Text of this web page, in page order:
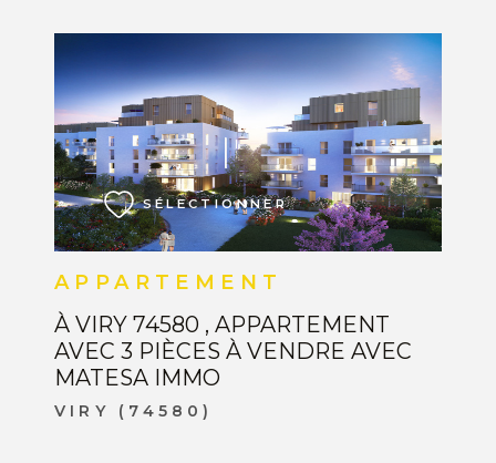
APPARTEMENT
À VIRY 74580 , APPARTEMENT
AVEC 3 PIÈCES À VENDRE AVEC
MATESA IMMO
VIRY (74580)
SÉLECTIONNER
VOIR LE BIEN